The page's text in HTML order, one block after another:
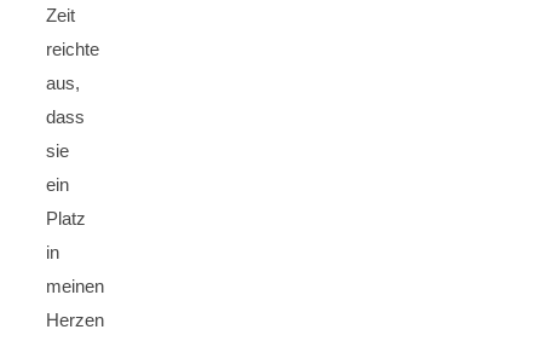
Zeit
reichte
aus,
dass
sie
ein
Platz
in
meinen
Herzen